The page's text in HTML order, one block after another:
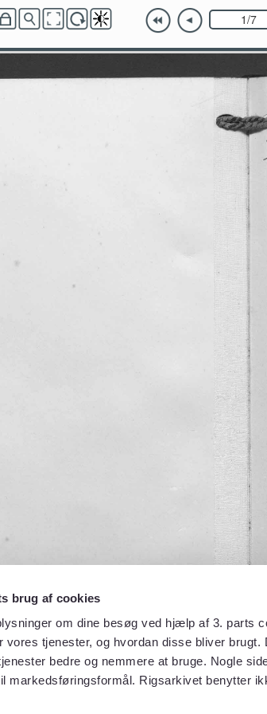
brug af cookies
om dine besøg ved hjælp af 3. parts
vores tjenester, og hvordan disse bliver brugt.
bedre og nemmere at bruge. Nogle
markedsføringsformål. Rigsarkivet benytter